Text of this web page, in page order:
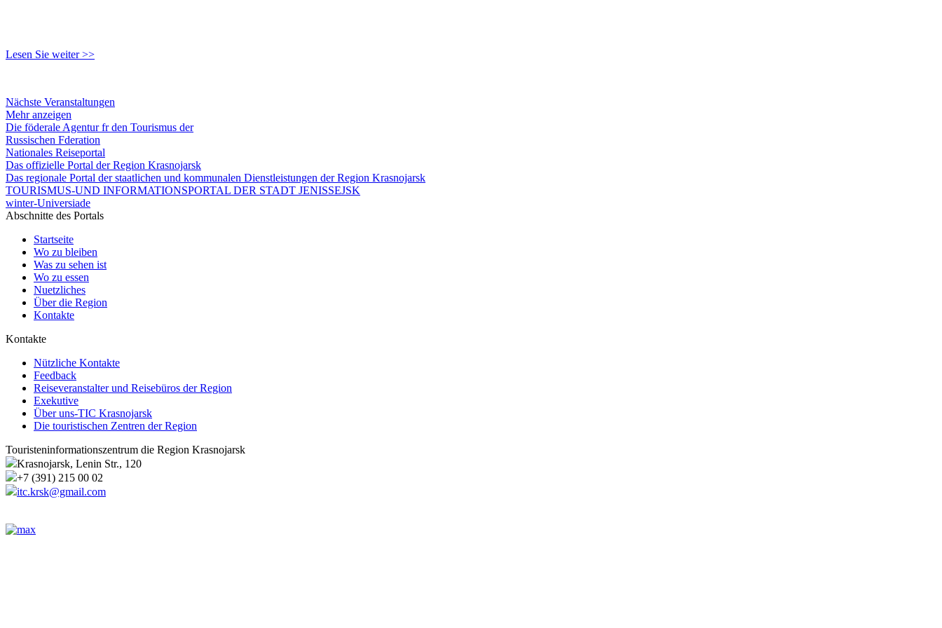
Lesen Sie weiter >>
Nächste Veranstaltungen
Mehr anzeigen
Die föderale Agentur fr den Tourismus der
Russischen Fderation
Nationales Reiseportal
Das offizielle Portal der Region Krasnojarsk
Das regionale Portal der staatlichen und kommunalen Dienstleistungen der Region Krasnojarsk
TOURISMUS-UND INFORMATIONSPORTAL DER STADT JENISSEJSK
winter-Universiade
Abschnitte des Portals
Startseite
Wo zu bleiben
Was zu sehen ist
Wo zu essen
Nuetzliches
Über die Region
Kontakte
Kontakte
Nützliche Kontakte
Feedback
Reiseveranstalter und Reisebüros der Region
Exekutive
Über uns-TIC Krasnojarsk
Die touristischen Zentren der Region
Touristeninformationszentrum die Region Krasnojarsk
Krasnojarsk, Lenin Str., 120
+7 (391) 215 00 02
itc.krsk@gmail.com